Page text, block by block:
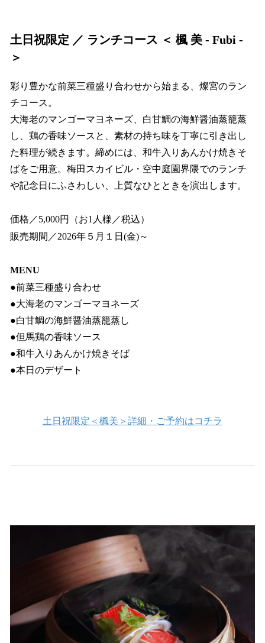
土日祝限定 ／ ランチコース ＜ 楓 美 - Fubi -
＞
彩り豊かな前菜三種盛り合わせから始まる、燦宮のラン
チコース。
大海老のマンゴーマヨネーズ、白甘鯛の海鮮醤油蒸籠蒸
し、鶏の香味ソースと、素材の持ち味を丁寧に引き出し
た料理が続きます。締めには、和牛入りあんかけ焼きそ
ばをご用意。梅田スカイビル・空中庭園界隈でのランチ
や記念日にふさわしい、上質なひとときを演出します。
価格／5,000円（お1人様／税込）
販売期間／2026年５月１日(金)～
MENU
●前菜三種盛り合わせ
●大海老のマンゴーマヨネーズ
●白甘鯛の海鮮醤油蒸籠蒸し
●但馬鶏の香味ソース
●和牛入りあんかけ焼きそば
●本日のデザート
土日祝限定＜楓美＞詳細・ご予約はコチラ